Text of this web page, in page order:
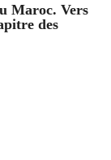
Maroc. Vers
des